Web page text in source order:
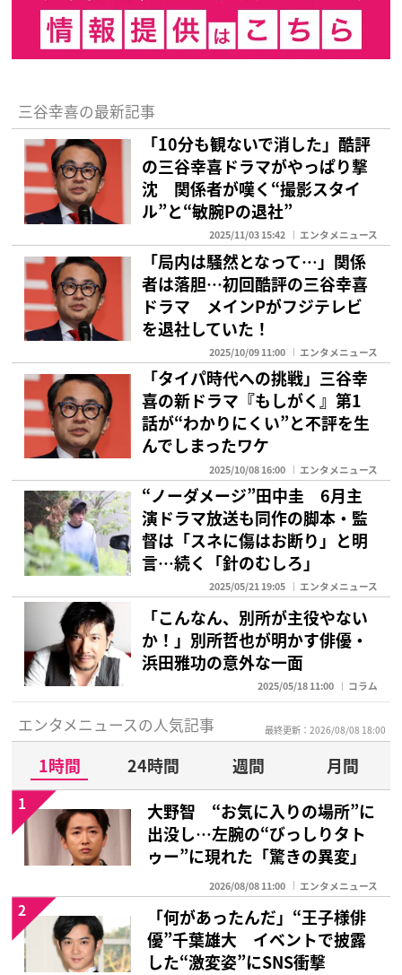
三谷幸喜の最新記事
「10分も観ないで消した」酷評
の三谷幸喜ドラマがやっぱり撃
沈 関係者が嘆く“撮影スタイ
ル”と“敏腕Pの退社”
2025/11/03 15:42 エンタメニュース
「局内は騒然となって…」関係
者は落胆…初回酷評の三谷幸喜
ドラマ メインPがフジテレビ
を退社していた！
2025/10/09 11:00 エンタメニュース
「タイパ時代への挑戦」三谷幸
喜の新ドラマ『もしがく』第1
話が“わかりにくい”と不評を生
んでしまったワケ
2025/10/08 16:00 エンタメニュース
“ノーダメージ”田中圭 6月主
演ドラマ放送も同作の脚本・監
督は「スネに傷はお断り」と明
言…続く「針のむしろ」
2025/05/21 19:05 エンタメニュース
「こんなん、別所が主役やない
か！」別所哲也が明かす俳優・
浜田雅功の意外な一面
2025/05/18 11:00 コラム
エンタメニュースの人気記事 最終更新：2026/08/08 18:00
1時間 24時間 週間
月間
大野智 “お気に入りの場所”に
出没し…左腕の“びっしりタト
ゥー”に現れた「驚きの異変」
2026/08/08 11:00 エンタメニュース
1
「何があったんだ」“王子様俳
優”千葉雄大 イベントで披露
した“激変姿”にSNS衝撃
2